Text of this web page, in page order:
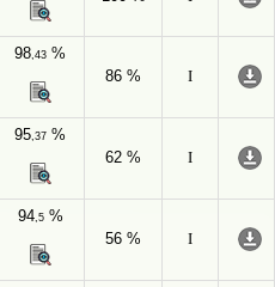
98,43 %
86 %
I
95,37 %
62 %
I
94,5%
56 %
I